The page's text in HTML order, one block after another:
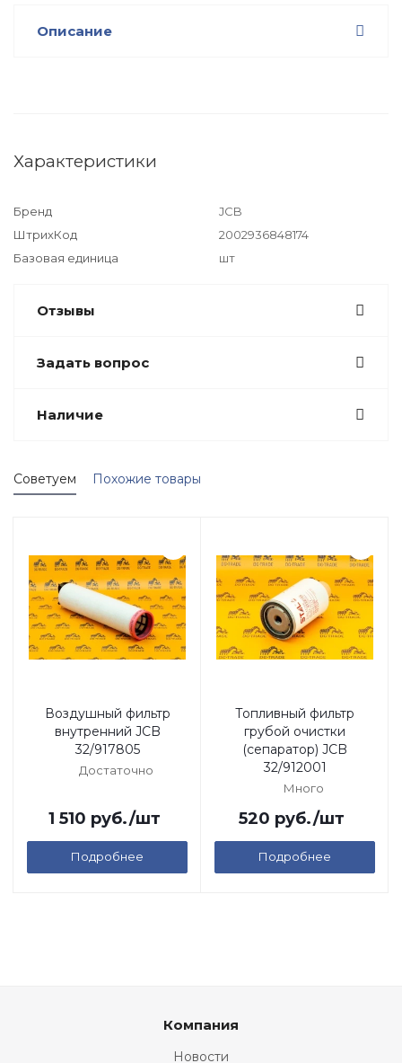
Описание
Характеристики
Бренд
JCB
ШтрихКод
2002936848174
Базовая единица
шт
Отзывы
Задать вопрос
Наличие
Советуем Похожие товары
Воздушный фильтр
внутренний JCB
32/917805
Достаточно
1 510 руб./шт
Подробнее
Топливный фильтр
грубой очистки
(сепаратор) JCB
32/912001
Много
520 руб./шт
Подробнее
Компания
Новости